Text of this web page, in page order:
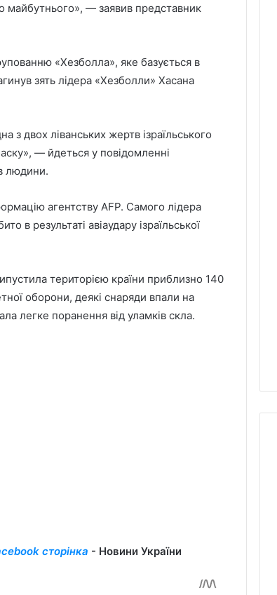
майбутнього», — заявив представник
«Хезболла», яке базується в
зять лідера «Хезболли» Хасана
двох ліванських жертв ізраїльського
— йдеться у повідомленні
людини.
агентству AFP. Самого лідера
в результаті авіаудару ізраїльської
територією країни приблизно 140
оборони, деякі снаряди впали на
легке поранення від уламків скла.
сторінка - Новини України